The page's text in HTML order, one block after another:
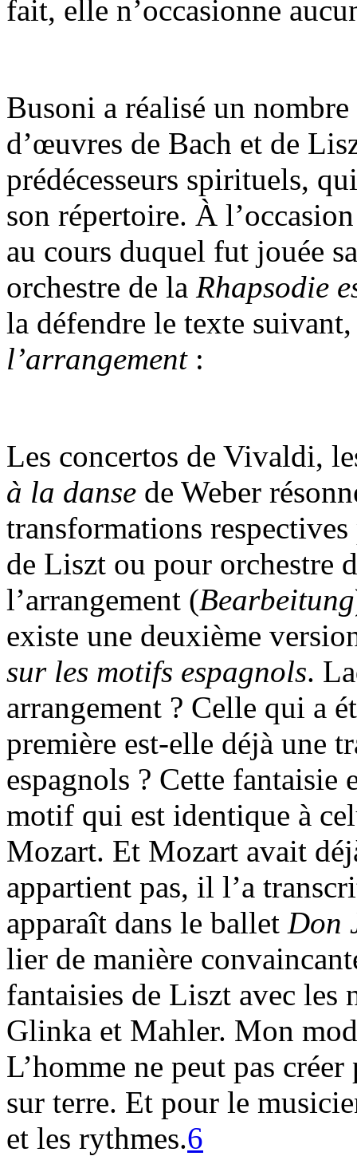
fait, elle n’occasionne
Busoni a réalisé un
d’œuvres de Bach et de
prédécesseurs spirituels,
son répertoire. À
au cours duquel fut jouée
orchestre de la Rhapsodie
la défendre le texte
l’arrangement :
Les concertos de Vivaldi,
à la danse de Weber
transformations
de Liszt ou pour orchestre
l’arrangement (Bearbeitung
existe une deuxième
sur les motifs espagnols.
arrangement ? Celle qui a
première est-elle déjà une
espagnols ? Cette fantaisie
motif qui est identique à
Mozart. Et Mozart avait
appartient pas, il l’a
apparaît dans le ballet Don
lier de manière
fantaisies de Liszt avec
Glinka et Mahler. Mon
L’homme ne peut pas
sur terre. Et pour le
et les rythmes.6